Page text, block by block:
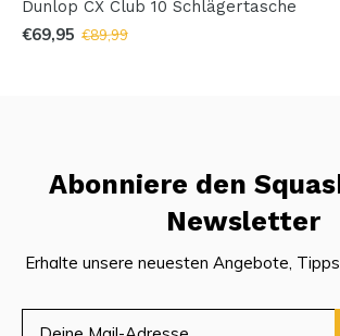
Dunlop CX Club 10 Schlägertasche
€69,95 €89,99
Abonniere den
Newsletter
Erhalte unsere neuesten Angebote,